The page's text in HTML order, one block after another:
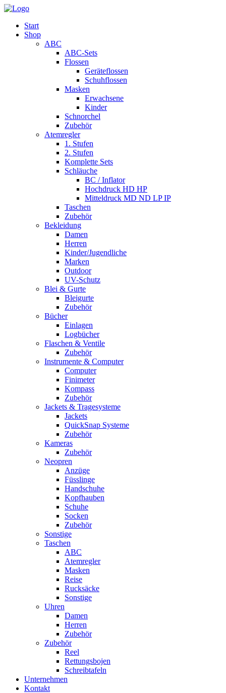
Start
Shop
ABC
ABC-Sets
Flossen
Geräteflossen
Schuhflossen
Masken
Erwachsene
Kinder
Schnorchel
Zubehör
Atemregler
1. Stufen
2. Stufen
Komplette Sets
Schläuche
BC / Inflator
Hochdruck HD HP
Mitteldruck MD ND LP IP
Taschen
Zubehör
Bekleidung
Damen
Herren
Kinder/Jugendliche
Marken
Outdoor
UV-Schutz
Blei & Gurte
Bleigurte
Zubehör
Bücher
Einlagen
Logbücher
Flaschen & Ventile
Zubehör
Instrumente & Computer
Computer
Finimeter
Kompass
Zubehör
Jackets & Tragesysteme
Jackets
QuickSnap Systeme
Zubehör
Kameras
Zubehör
Neopren
Anzüge
Füsslinge
Handschuhe
Kopfhauben
Schuhe
Socken
Zubehör
Sonstige
Taschen
ABC
Atemregler
Masken
Reise
Rucksäcke
Sonstige
Uhren
Damen
Herren
Zubehör
Zubehör
Reel
Rettungsbojen
Schreibtafeln
Unternehmen
Kontakt